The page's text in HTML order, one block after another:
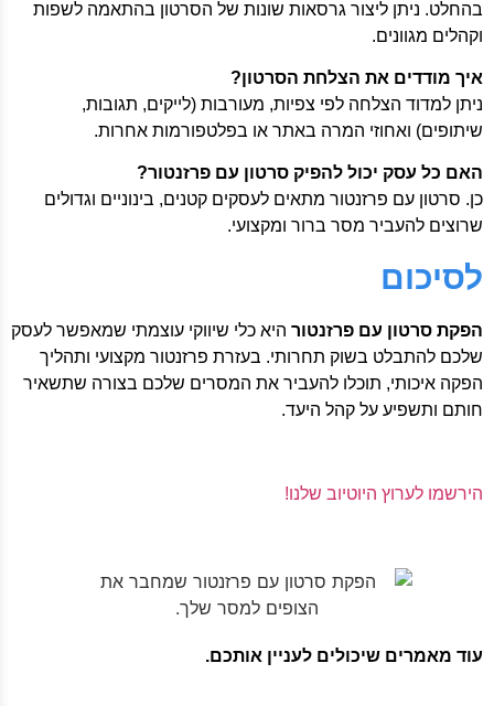
בהחלט. ניתן ליצור גרסאות שונות של הסרטון בהתאמה לשפות
וקהלים מגוונים.
איך מודדים את הצלחת הסרטון?
ניתן למדוד הצלחה לפי צפיות, מעורבות (לייקים, תגובות,
שיתופים) ואחוזי המרה באתר או בפלטפורמות אחרות.
האם כל עסק יכול להפיק סרטון עם פרזנטור?
כן. סרטון עם פרזנטור מתאים לעסקים קטנים, בינוניים וגדולים
שרוצים להעביר מסר ברור ומקצועי.
לסיכום
הפקת סרטון עם פרזנטור היא כלי שיווקי עוצמתי שמאפשר לעסק
שלכם להתבלט בשוק תחרותי. בעזרת פרזנטור מקצועי ותהליך
הפקה איכותי, תוכלו להעביר את המסרים שלכם בצורה שתשאיר
חותם ותשפיע על קהל היעד.
הירשמו לערוץ היוטיוב שלנו!
עוד מאמרים שיכולים לעניין אותכם.